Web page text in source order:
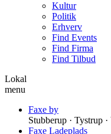
Kultur
Politik
Erhverv
Find Events
Find Firma
Find Tilbud
Lokal
menu
Faxe by
Stubberup · Tystrup
Faxe Ladeplads